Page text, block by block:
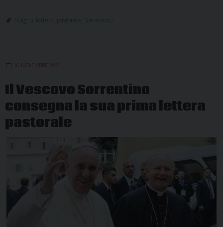
Foligno lettera pastorale Sorrentino
16 NOVEMBRE 2021
Il Vescovo Sorrentino
consegna la sua prima lettera
pastorale